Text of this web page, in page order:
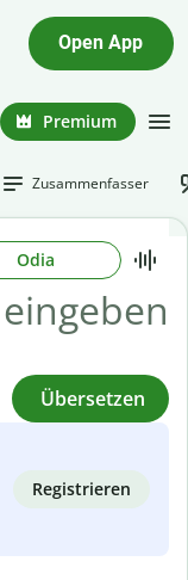
Open App
Premium
Zusammenfasser
Odia
Übersetzen
Registrieren